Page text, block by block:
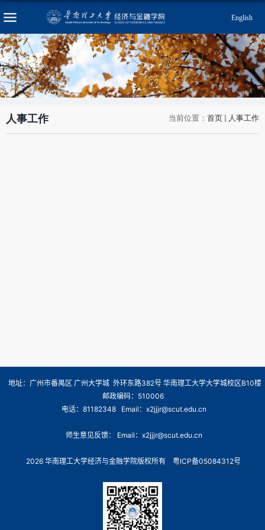
English
当前位置： 首页 人事工作
人事工作
地址：广州市番禺区 广州大学城 外环东路382号 华南理工大学大学城校区B10楼
邮政编码：510006
电话：81182348 Email：x2jjjr@scut.edu.cn
师生意见反馈： Email：x2jjjr@scut.edu.cn
2026 华南理工大学经济与金融学院版权所有 粤ICP备05084312号